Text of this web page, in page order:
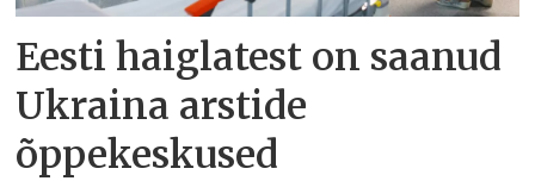
Eesti haiglatest on saanud
Ukraina arstide
õppekeskused